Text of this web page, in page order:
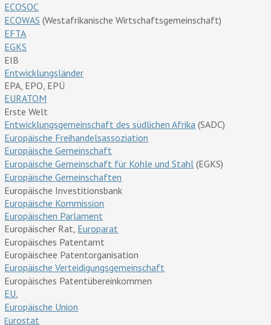
ECOSOC
ECOWAS (Westafrikanische Wirtschaftsgemeinschaft)
EFTA
EGKS
EIB
Entwicklungsländer
EPA, EPO, EPÜ
EURATOM
Erste Welt
Entwicklungsgemeinschaft des südlichen Afrika (SADC)
Europäische Freihandelsassoziation
Europäische Gemeinschaft
Europäische Gemeinschaft für Kohle und Stahl (EGKS)
Europäische Gemeinschaften
Europäische Investitionsbank
Europäische Kommission
Europäischen Parlament
Europäischer Rat, Europarat
Europäisches Patentamt
Europäischee Patentorganisation
Europäische Verteidigungsgemeinschaft
Europäisches Patentübereinkommen
EU,
Europäische Union
Eurostat